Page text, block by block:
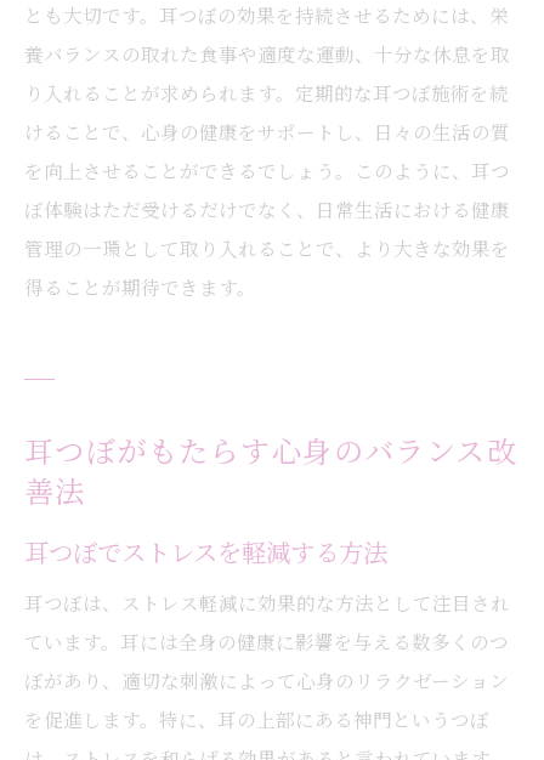
とも大切です。耳つぼの効果を持続させるためには、栄
養バランスの取れた食事や適度な運動、十分な休息を取
り入れることが求められます。定期的な耳つぼ施術を続
けることで、心身の健康をサポートし、日々の生活の質
を向上させることができるでしょう。このように、耳つ
ぼ体験はただ受けるだけでなく、日常生活における健康
管理の一環として取り入れることで、より大きな効果を
得ることが期待できます。
耳つぼがもたらす心身のバランス改
善法
耳つぼでストレスを軽減する方法
耳つぼは、ストレス軽減に効果的な方法として注目され
ています。耳には全身の健康に影響を与える数多くのつ
ぼがあり、適切な刺激によって心身のリラクゼーション
を促進します。特に、耳の上部にある神門というつぼ